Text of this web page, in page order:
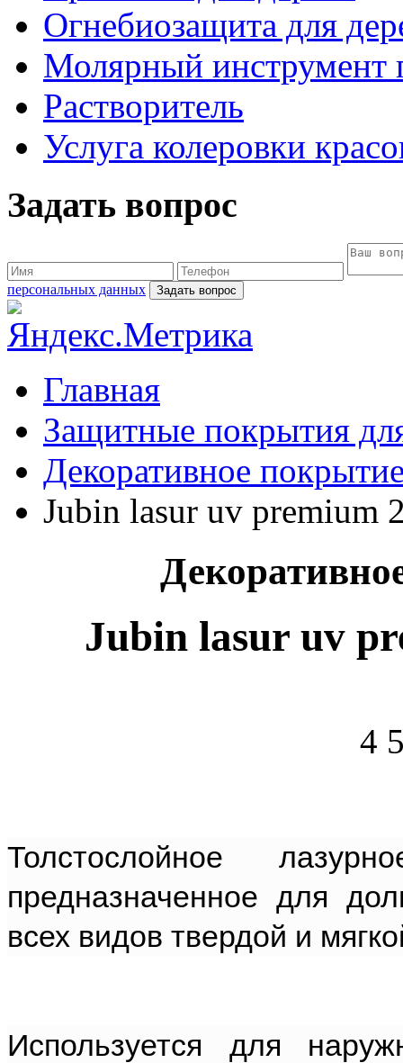
Огнебиозащита для
Молярный инструмент
Растворитель
Услуга колеровки
Задать вопрос
персональных данных
Главная
Защитные покрытия
Декоративное
Jubin lasur uv premium
Jubin lasur uv
4
Толстослойное
предназначенное для
всех видов твердой и
Используется для